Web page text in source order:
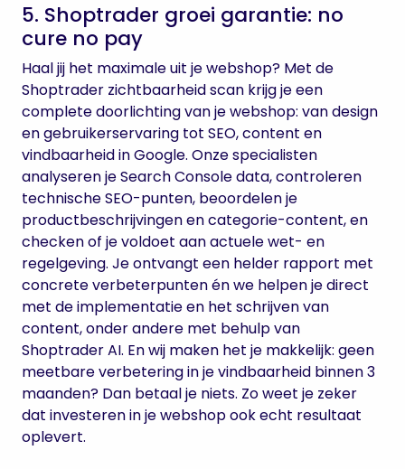
5. Shoptrader groei garantie: no
cure no pay
Haal jij het maximale uit je webshop? Met de
Shoptrader zichtbaarheid scan krijg je een
complete doorlichting van je webshop: van design
en gebruikerservaring tot SEO, content en
vindbaarheid in Google. Onze specialisten
analyseren je Search Console data, controleren
technische SEO-punten, beoordelen je
productbeschrijvingen en categorie-content, en
checken of je voldoet aan actuele wet- en
regelgeving. Je ontvangt een helder rapport met
concrete verbeterpunten én we helpen je direct
met de implementatie en het schrijven van
content, onder andere met behulp van
Shoptrader AI. En wij maken het je makkelijk: geen
meetbare verbetering in je vindbaarheid binnen 3
maanden? Dan betaal je niets. Zo weet je zeker
dat investeren in je webshop ook echt resultaat
oplevert.